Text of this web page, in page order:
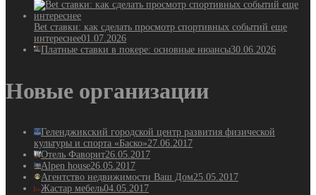
Bet ставки: как сделать просмотр спортивных событий еще
интереснее01.07.2026
Платные ставки в покере: основные нюансы30.06.2026
Новые организации
Геленджикский городской центр развития физической
культуры и спорта «Баско»27.06.2017
Отель Фаворит26.05.2017
Alpen house26.05.2017
Агентство недвижимости Ваш Дом25.05.2017
Жастар мебель04.05.2017